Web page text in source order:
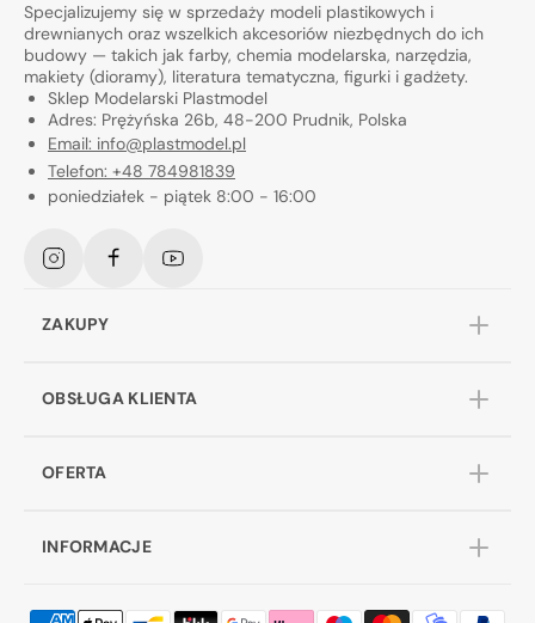
Specjalizujemy się w sprzedaży modeli plastikowych i
drewnianych oraz wszelkich akcesoriów niezbędnych do ich
budowy — takich jak farby, chemia modelarska, narzędzia,
makiety (dioramy), literatura tematyczna, figurki i gadżety.
Sklep Modelarski Plastmodel
Adres: Prężyńska 26b, 48-200 Prudnik, Polska
Email: info@plastmodel.pl
Telefon: +48 784981839
poniedziałek - piątek 8:00 - 16:00
InstagramFacebookYouTube
ZAKUPY
OBSŁUGA KLIENTA
OFERTA
INFORMACJE